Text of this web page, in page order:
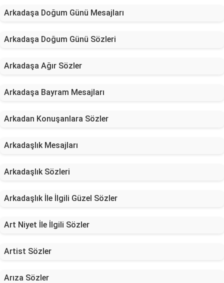
Arkadaşa Doğum Günü Mesajları
Arkadaşa Doğum Günü Sözleri
Arkadaşa Ağır Sözler
Arkadaşa Bayram Mesajları
Arkadan Konuşanlara Sözler
Arkadaşlık Mesajları
Arkadaşlık Sözleri
Arkadaşlık İle İlgili Güzel Sözler
Art Niyet İle İlgili Sözler
Artist Sözler
Arıza Sözler